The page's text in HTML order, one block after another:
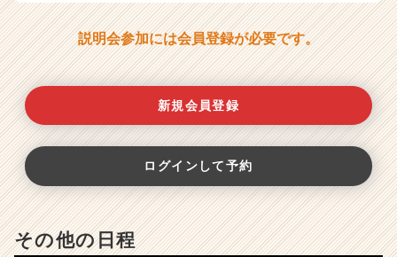
説明会参加には会員登録が必要です。
新規会員登録
ログインして予約
その他の日程